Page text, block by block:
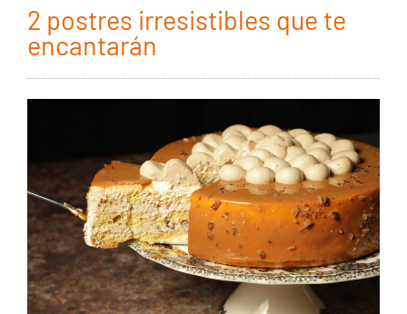
2 postres irresistibles que te
encantarán